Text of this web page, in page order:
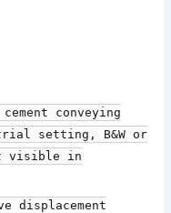
conveying
setting, B&W or
visible in
displacement